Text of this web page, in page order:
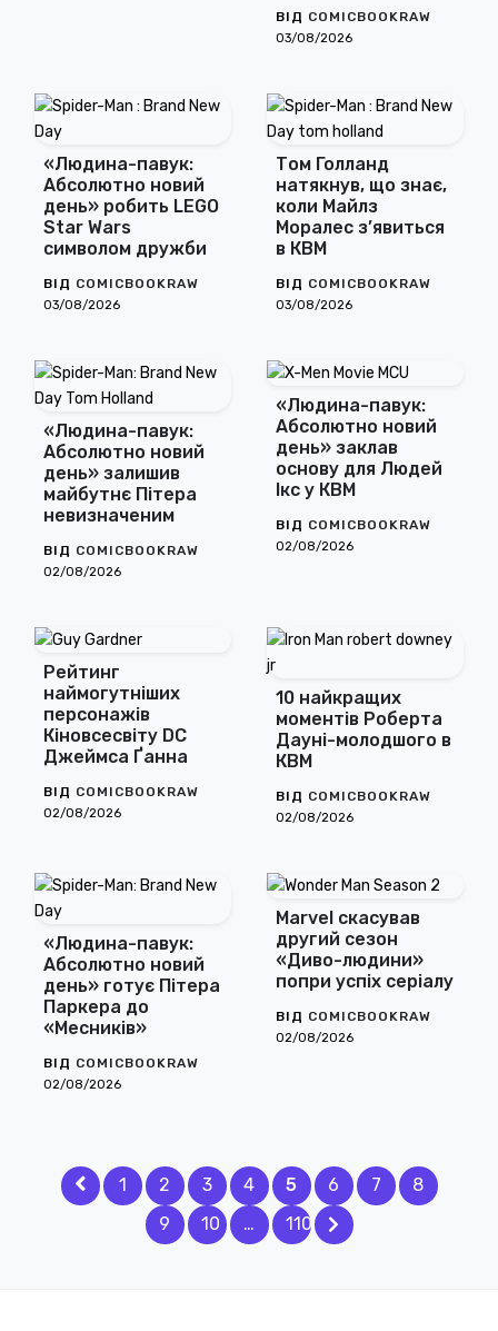
ВІД COMICBOOKRAW
03/08/2026
«Людина-павук:
Абсолютно новий
день» робить LEGO
Star Wars
символом дружби
ВІД COMICBOOKRAW
03/08/2026
Том Голланд
натякнув, що знає,
коли Майлз
Моралес з’явиться
в КВМ
ВІД COMICBOOKRAW
03/08/2026
«Людина-павук:
Абсолютно новий
день» залишив
майбутнє Пітера
невизначеним
ВІД COMICBOOKRAW
02/08/2026
«Людина-павук:
Абсолютно новий
день» заклав
основу для Людей
Ікс у КВМ
ВІД COMICBOOKRAW
02/08/2026
Рейтинг
наймогутніших
персонажів
Кіновсесвіту DC
Джеймса Ґанна
ВІД COMICBOOKRAW
02/08/2026
10 найкращих
моментів Роберта
Дауні-молодшого в
КВМ
ВІД COMICBOOKRAW
02/08/2026
«Людина-павук:
Абсолютно новий
день» готує Пітера
Паркера до
«Месників»
ВІД COMICBOOKRAW
02/08/2026
Marvel скасував
другий сезон
«Диво-людини»
попри успіх серіалу
ВІД COMICBOOKRAW
02/08/2026
1 2 3 4 5 6 7
8
9
10 … 110